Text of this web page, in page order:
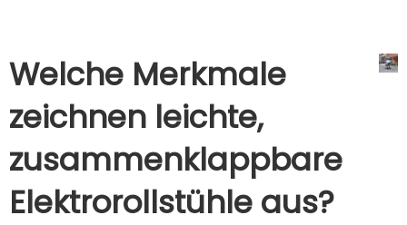
Welche Merkmale
zeichnen leichte,
zusammenklappbare
Elektrorollstühle aus?